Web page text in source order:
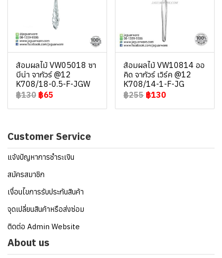
ส้อมผลไม้ VW05018 ซา
บีน่า จากัวร์ @12
K708/18-0.5-F-JGW
฿130 ฿65
ส้อมผลไม้ VW10814 ออ
คิด จากัวร์ เวิร์ค @12
K708/14-1-F-JG
฿255 ฿130
Customer Service
แจ้งปัญหาการชำระเงิน
สมัครสมาชิก
เงื่อนไขการรับประกันสินค้า
จุดเปลี่ยนสินค้าหรือส่งซ่อม
ติดต่อ Admin Website
About us